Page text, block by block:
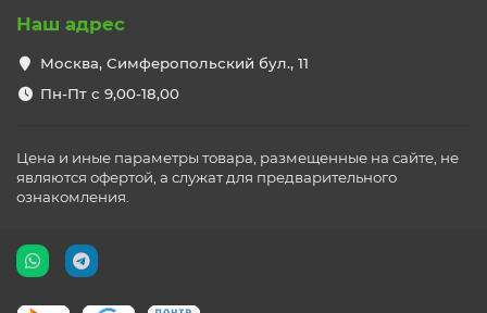
Наш адрес
Москва, Симферопольский бул., 11
Пн-Пт с 9,00-18,00
Цена и иные параметры товара, размещенные на сайте, не
являются офертой, а служат для предварительного
ознакомления.